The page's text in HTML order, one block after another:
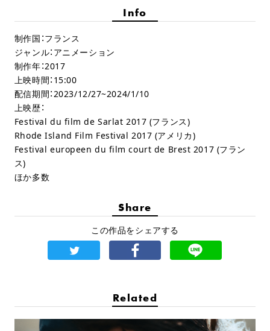
Info
制作国：フランス
ジャンル：アニメーション
制作年：2017
上映時間：15:00
配信期間：2023/12/27~2024/1/10
上映歴：
Festival du film de Sarlat 2017 (フランス)
Rhode Island Film Festival 2017 (アメリカ)
Festival europeen du film court de Brest 2017 (フラン
ス)
ほか多数
Share
この作品をシェアする
Related